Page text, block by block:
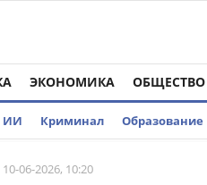
ЭКОНОМИКА ОБЩЕСТВО
ИИ Криминал Образование
10-06-2026, 10:20